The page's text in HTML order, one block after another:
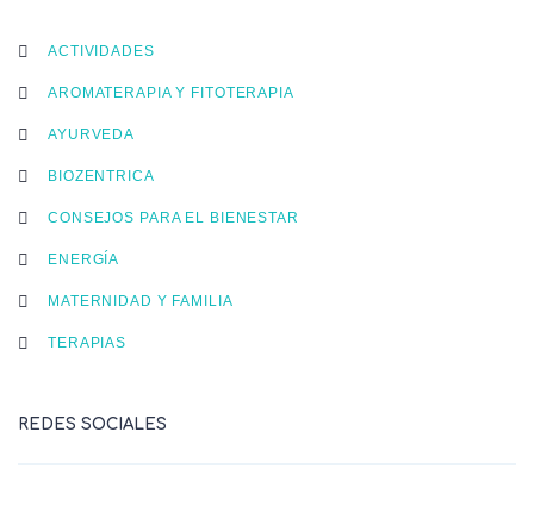
ACTIVIDADES
AROMATERAPIA Y FITOTERAPIA
AYURVEDA
BIOZENTRICA
CONSEJOS PARA EL BIENESTAR
ENERGÍA
MATERNIDAD Y FAMILIA
TERAPIAS
REDES SOCIALES